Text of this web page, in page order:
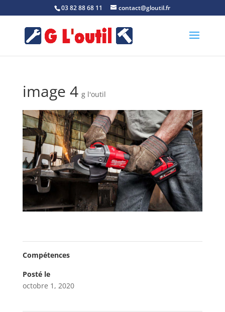
03 82 88 68 11 contact@gloutil.fr
image 4 g l'outil
Compétences
Posté le
octobre 1, 2020